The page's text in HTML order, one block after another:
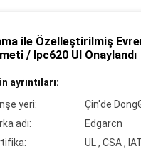
ile Özelleştirilmiş
/ Ipc620 Ul Onaylandı
ayrıntıları:
yeri:
Çin'de
adı:
Edgarcn
UL , CSA ,